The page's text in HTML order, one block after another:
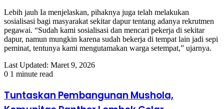
Lebih jauh Ia menjelaskan, pihaknya juga telah melakukan
sosialisasi bagi masyarakat sekitar dapur tentang adanya rekrutmen
pegawai. “Sudah kami sosialisasi dan mencari pekerja di sekitar
dapur, namun mungkin karena sudah bekerja di tempat lain jadi sepi
peminat, tentunya kami mengutamakan warga setempat,” ujarnya.
Last Updated: Maret 9, 2026
0 1 minute read
Tuntaskan Pembangunan Mushola,